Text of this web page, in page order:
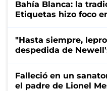
Bahía Blanca: la
Etiquetas hizo foco
"Hasta siempre,
despedida de
Falleció en un
el padre de Lionel